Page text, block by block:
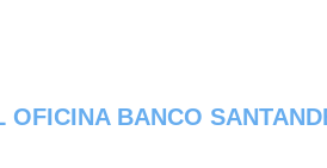
BANCO